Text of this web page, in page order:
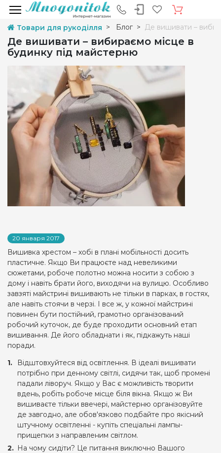
Товари для рукоділля Блог Де вишивати –
Де вишивати – вибираємо місце в
будинку під майстерню
20 января 2017
Вишивка хрестом – хобі в плані мобільності досить
пластичне. Якщо Ви працюєте над невеликими
сюжетами, робоче полотно можна носити з собою з
дому і навіть брати його, виходячи на вулицю. Особливо
завзяті майстрині вишивають не тільки в парках, в гостях,
але навіть стоячи в черзі. І все ж, у кожної майстрині
повинен бути постійний, грамотно організований
робочий куточок, де буде проходити основний етап
вишивання. Де його обладнати і як, підкажуть наші
поради.
Відштовхуйтеся від освітлення. В ідеалі вишивати
потрібно при денному світлі, сидячи так, щоб промені
падали ліворуч. Якщо у Вас є можливість творити
вдень, робіть робоче місце біля вікна. Якщо ж Ви
вишиваєте тільки ввечері, майстерню організовуйте
де завгодно, але обов'язково подбайте про якісний
штучному освітленні - купіть спеціальні лампы-
прищепки з направленим світлом.
На чому сидіти? Це питання виключно Вашого